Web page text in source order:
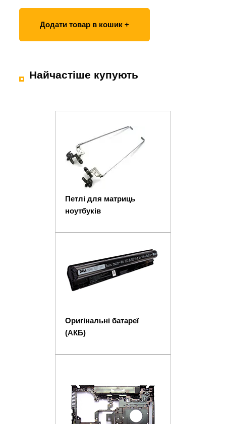
Додати товар в кошик +
Найчастіше купують
Петлі для матриць
ноутбуків
Оригінальні батареї
(АКБ)